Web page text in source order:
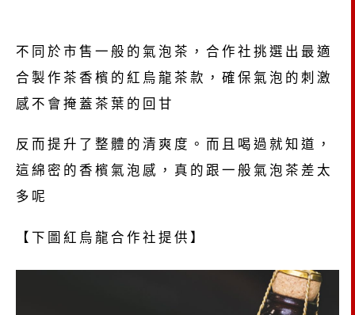
不同於市售一般的氣泡茶，合作社挑選出最適
合製作茶香檳的紅烏龍茶款，確保氣泡的刺激
感不會掩蓋茶葉的回甘
反而提升了整體的清爽度。而且喝過就知道，
這綿密的香檳氣泡感，真的跟一般氣泡茶差太
多呢
【下圖紅烏龍合作社提供】